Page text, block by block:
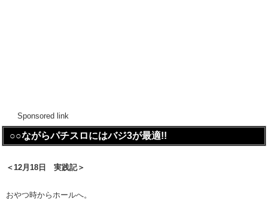
Sponsored link
○○ながらパチスロにはバジ3が最適!!
＜12月18日 実践記＞
おやつ時からホールへ。